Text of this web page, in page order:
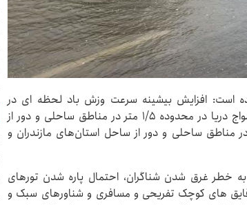
است: افزایش بیشینه سرعت وزش باد لحظه ای در
محدوده ۲۰ تا ۲۴ نات و افزایش بیشینه ارتفاع امواج دریا در محدوده ۱/۵ متر در مناطق ساحلی و دور از
(۲۶ تا ۲۸ اردیبهشت) در مناطق ساحلی و دور از ساحل استان‌های مازندران و
خطر غرق شدن شناگران، احتمال پاره شدن تورهای
های کوچک تفریحی و مسافری و شناورهای سبک و